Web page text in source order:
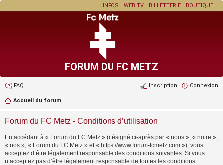
BOUTIQUE
BILLETTERIE
WEB TV
INFOS
FORUM DU FC METZ
FAQ Connexion
Inscription
Accueil du forum
Forum du FC Metz - Conditions d’utilisation
En accédant à « Forum du FC Metz » (désigné ci-après par « nous », « notre »,
« nos », « Forum du FC Metz » et « https://www.forum-fcmetz.com »), vous
acceptez d’être légalement responsable des conditions suivantes. Si vous
n’acceptez pas d’être légalement responsable de toutes les conditions